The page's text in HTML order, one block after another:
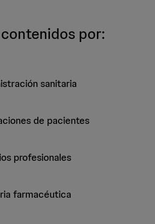
por:
sanitaria
de pacientes
profesionales
farmacéutica